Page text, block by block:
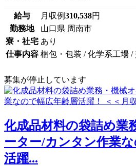
給与 月収例310,538円
勤務地
山口県 周南市
寮・社宅 あり
仕事内容 梱包・包装 / 化学系工場 /
募集が停止しています
化成品材料の袋詰め業
ーター/カンタン作業
活躍...